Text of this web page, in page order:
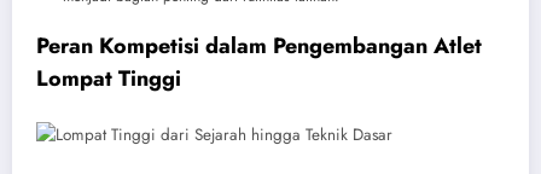
Peran Kompetisi dalam Pengembangan Atlet
Lompat Tinggi